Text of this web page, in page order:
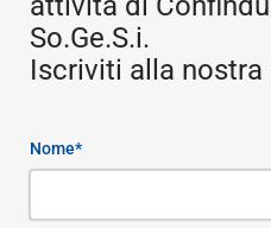
So.Ge.S.i.
Iscriviti alla nostra
Nome*